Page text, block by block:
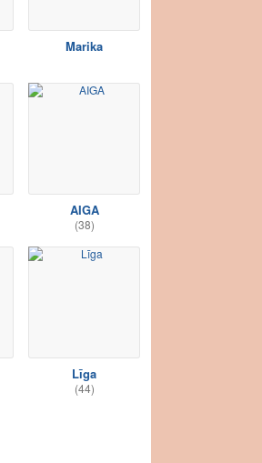
Marika
AIGA
(38)
Līga
(44)